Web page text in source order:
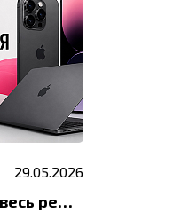
29.05.2026
Акция: до -30% на весь ремонт техники Apple